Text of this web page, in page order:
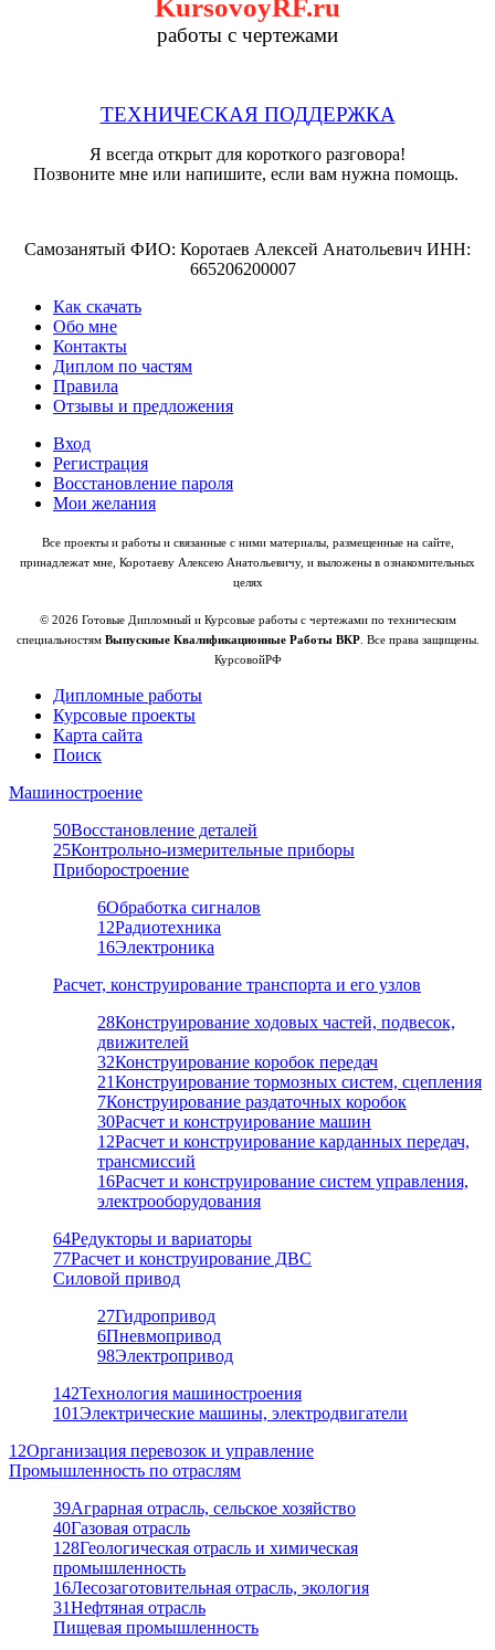
работы с чертежами
ТЕХНИЧЕСКАЯ ПОДДЕРЖКА
Я всегда открыт для короткого разговора!
Позвоните мне или напишите, если вам нужна помощь.
Самозанятый ФИО: Коротаев Алексей Анатольевич ИНН:
665206200007
Как скачать
Обо мне
Контакты
Диплом по частям
Правила
Отзывы и предложения
Вход
Регистрация
Восстановление пароля
Мои желания
Все проекты и работы и связанные с ними материалы, размещенные на сайте,
принадлежат мне, Коротаеву Алексею Анатольевичу, и выложены в ознакомительных
целях
© 2026 Готовые Дипломный и Курсовые работы с чертежами по техническим
специальностям Выпускные Квалификационные Работы ВКР. Все права защищены.
КурсовойРФ
Дипломные работы
Курсовые проекты
Карта сайта
Поиск
Машиностроение
50Восстановление деталей
25Контрольно-измерительные приборы
Приборостроение
6Обработка сигналов
12Радиотехника
16Электроника
Расчет, конструирование транспорта и его узлов
28Конструирование ходовых частей, подвесок,
движителей
32Конструирование коробок передач
21Конструирование тормозных систем, сцепления
7Конструирование раздаточных коробок
30Расчет и конструирование машин
12Расчет и конструирование карданных передач,
трансмиссий
16Расчет и конструирование систем управления,
электрооборудования
64Редукторы и вариаторы
77Расчет и конструирование ДВС
Силовой привод
27Гидропривод
6Пневмопривод
98Электропривод
142Технология машиностроения
101Электрические машины, электродвигатели
12Организация перевозок и управление
Промышленность по отраслям
39Аграрная отрасль, сельское хозяйство
40Газовая отрасль
128Геологическая отрасль и химическая
промышленность
16Лесозаготовительная отрасль, экология
31Нефтяная отрасль
Пищевая промышленность